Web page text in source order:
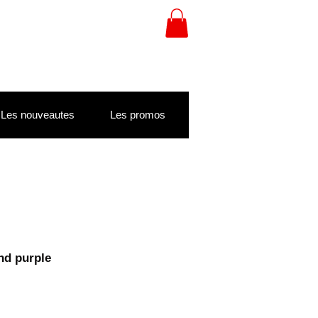
Les nouveautes Les promos
purple